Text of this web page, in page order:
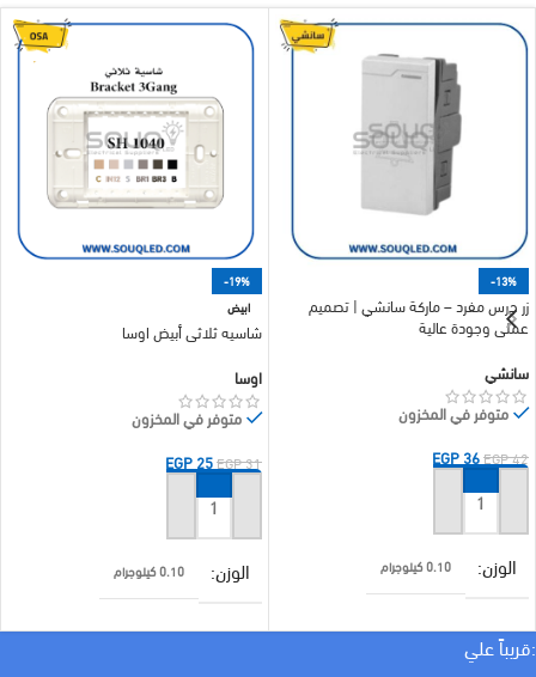
-13%
زر جرس مفرد – ماركة سانشي | تصميم
عملي وجودة عالية
سانشي
متوفر في المخزون
EGP42
EGP36
إضافة إلى السلة
الوزن 0.10 كيلوجرام
براند سانشي
-19%
ابيض
شاسيه ثلاثي أبيض اوسا
اوسا
متوفر في المخزون
EGP31
EGP25
إضافة إلى السلة
الوزن 0.10 كيلوجرام
:قريباً علي